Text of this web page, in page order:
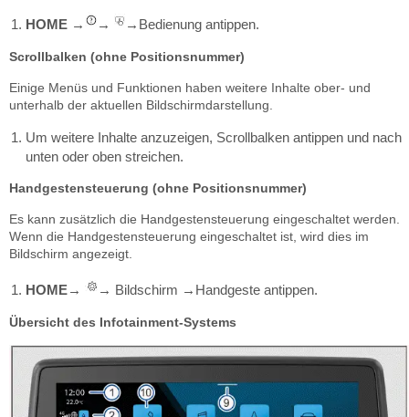
HOME → → → Bedienung antippen.
Scrollbalken (ohne Positionsnummer)
Einige Menüs und Funktionen haben weitere Inhalte ober- und
unterhalb der aktuellen Bildschirmdarstellung.
Um weitere Inhalte anzuzeigen, Scrollbalken antippen und nach
unten oder oben streichen.
Handgestensteuerung (ohne Positionsnummer)
Es kann zusätzlich die Handgestensteuerung eingeschaltet werden.
Wenn die Handgestensteuerung eingeschaltet ist, wird dies im
Bildschirm angezeigt.
HOME→ → Bildschirm → Handgeste antippen.
Übersicht des Infotainment-Systems